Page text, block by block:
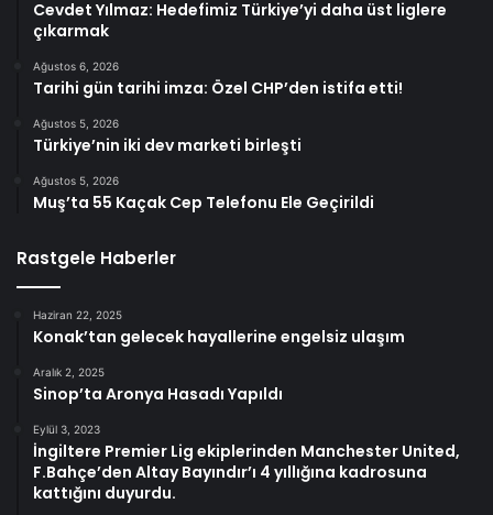
Cevdet Yılmaz: Hedefimiz Türkiye’yi daha üst liglere
çıkarmak
Ağustos 6, 2026
Tarihi gün tarihi imza: Özel CHP’den istifa etti!
Ağustos 5, 2026
Türkiye’nin iki dev marketi birleşti
Ağustos 5, 2026
Muş’ta 55 Kaçak Cep Telefonu Ele Geçirildi
Rastgele Haberler
Haziran 22, 2025
Konak’tan gelecek hayallerine engelsiz ulaşım
Aralık 2, 2025
Sinop’ta Aronya Hasadı Yapıldı
Eylül 3, 2023
İngiltere Premier Lig ekiplerinden Manchester United,
F.Bahçe’den Altay Bayındır’ı 4 yıllığına kadrosuna
kattığını duyurdu.